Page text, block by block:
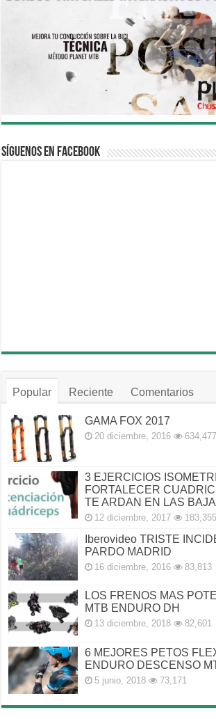
Síguenos en Facebook
Popular Reciente Comentarios
GAMA FOX 2017
20 diciembre, 2016 634,477
3 EJERCICIOS
FORTALECER
TE ARDAN EN LAS
12 diciembre, 2017 183,355
Iberovideo TRISTE
PARDO MADRID
16 diciembre, 2016 83,813
LOS FRENOS MAS
MTB ENDURO DH
13 diciembre, 2018 82,601
6 MEJORES PETOS
ENDURO DESCENSO
5 junio, 2018 73,171